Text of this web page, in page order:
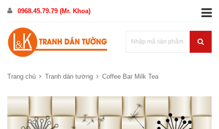
0968.45.79.79 (Mr. Khoa)
Trang chủ Tranh dán tường Coffee Bar Milk Tea